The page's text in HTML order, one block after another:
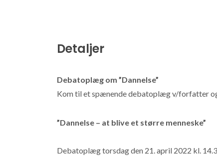
Detaljer
Debatoplæg om ”Dannelse”
Kom til et spænende debatoplæg v/forfatter
”Dannelse – at blive et større menneske”
Debatoplæg torsdag den 21. april 2022 kl.